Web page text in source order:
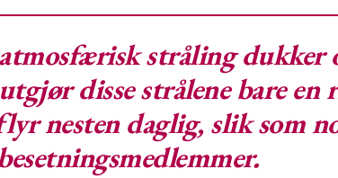
atmosfærisk strålingdukker
disse strålene bare en
nesten daglig, slik som